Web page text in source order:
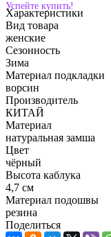
Успейте купить!
Характеристики
Вид товара
женские
Сезонность
Зима
Материал подкладки
ворсин
Производитель
КИТАЙ
Материал
натуральная замша
Цвет
чёрный
Высота каблука
4,7 см
Материал подошвы
резина
Поделиться